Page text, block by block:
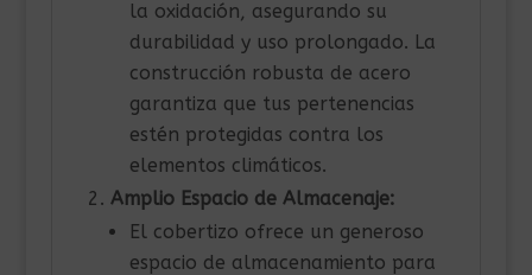
la oxidación, asegurando su
durabilidad y uso prolongado. La
construcción robusta de acero
garantiza que tus pertenencias
estén protegidas contra los
elementos climáticos.
Amplio Espacio de Almacenaje:
El cobertizo ofrece un generoso
espacio de almacenamiento para